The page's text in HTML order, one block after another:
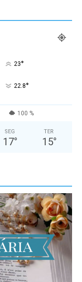
23°
22.8°
100 %
SEG
17°
TER
15°